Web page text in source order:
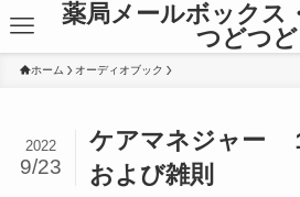
薬局メールボックス
つどつど
ホーム オーディオブック
ケアマネジャー
および雑則
2022
9/23